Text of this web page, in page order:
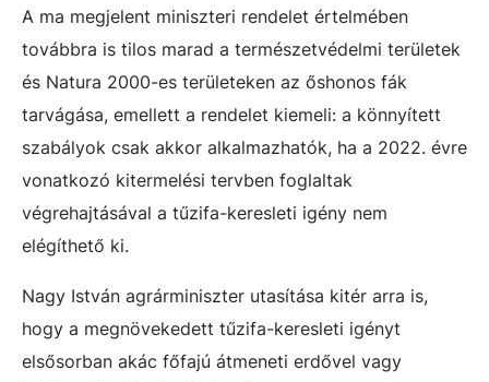
A ma megjelent miniszteri rendelet értelmében
továbbra is tilos marad a természetvédelmi területek
és Natura 2000-es területeken az őshonos fák
tarvágása, emellett a rendelet kiemeli: a könnyített
szabályok csak akkor alkalmazhatók, ha a 2022. évre
vonatkozó kitermelési tervben foglaltak
végrehajtásával a tűzifa-keresleti igény nem
elégíthető ki.
Nagy István agrárminiszter utasítása kitér arra is,
hogy a megnövekedett tűzifa-keresleti igényt
elsősorban akác főfajú átmeneti erdővel vagy